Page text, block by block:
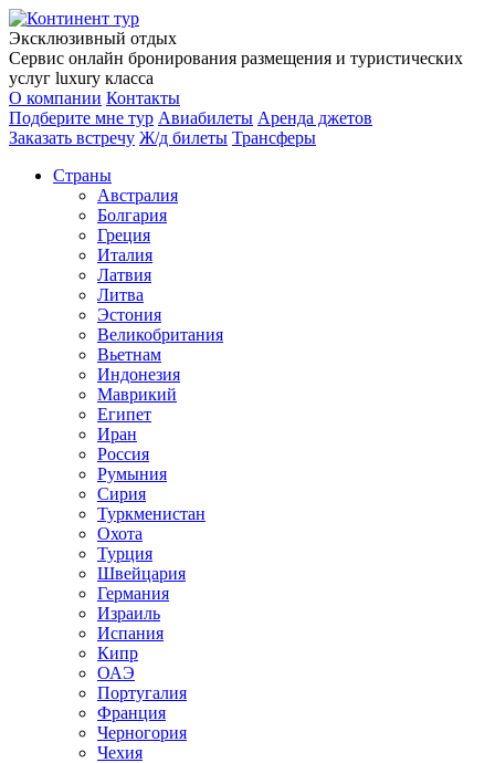
Эксклюзивный отдых
Сервис онлайн бронирования размещения и туристических
услуг luxury класса
О компании Контакты
Подберите мне тур Авиабилеты Аренда джетов
Заказать встречу Ж/д билеты Трансферы
Страны
Австралия
Болгария
Греция
Италия
Латвия
Литва
Эстония
Великобритания
Вьетнам
Индонезия
Маврикий
Египет
Иран
Россия
Румыния
Сирия
Туркменистан
Охота
Турция
Швейцария
Германия
Израиль
Испания
Кипр
ОАЭ
Португалия
Франция
Черногория
Чехия